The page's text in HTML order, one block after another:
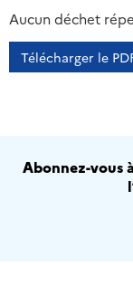
2013
Aucun déchet
Télécharger le
Abonnez-vous